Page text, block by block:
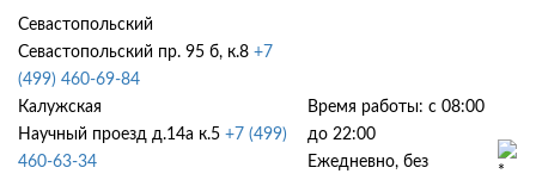
Севастопольский
Севастопольский пр. 95 б, к.8 +7
(499) 460-69-84
Калужская
Научный проезд д.14а к.5 +7 (499)
460-63-34
Время работы: с 08:00
до 22:00
Ежедневно, без